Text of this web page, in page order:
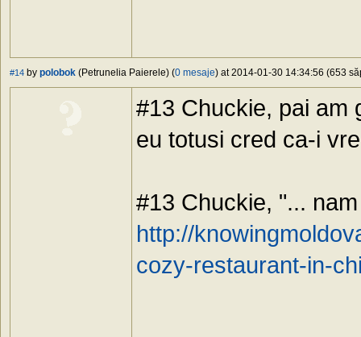
#14 by polobok (Petrunelia Paierele) (0 mesaje) at 2014-01-30 14:34:56 (653
#13 Chuckie, pai am
eu totusi cred ca-i
#13 Chuckie, "...
http://
cozy-restaurant-in-